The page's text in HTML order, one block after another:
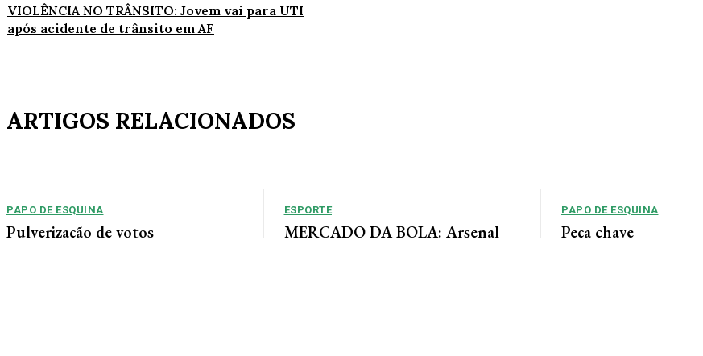
VIOLÊNCIA NO TRÂNSITO: Jovem vai para UTI
após acidente de trânsito em AF
ARTIGOS RELACIONADOS
PAPO DE ESQUINA
Pulverização de votos
ESPORTE
MERCADO DA BOLA: Arsenal
PAPO DE ESQUINA
Peça chave